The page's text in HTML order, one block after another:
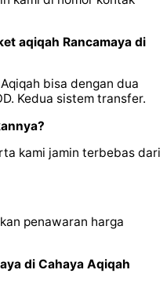
aqiqah Rancamaya di
bisa dengan dua
Kedua sistem transfer.
kami jamin terbebas dari
penawaran harga
di Cahaya Aqiqah